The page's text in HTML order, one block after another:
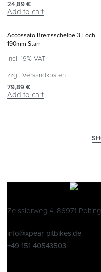
24,89€
Add to cart
Accossato Bremsscheibe 3-Loch
190mm Starr
incl. 19% VAT
zzgl. Versandkosten
79,89€
Add to cart
Zeisslerweg 4, 86971 Peiting
info@xpear-pitbikes.de
+49 151 40543503